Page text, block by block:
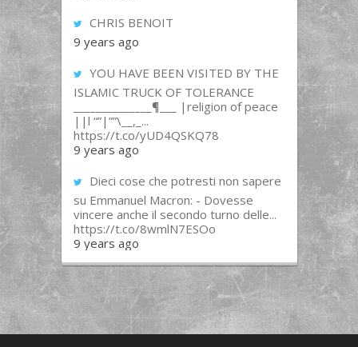
CHRIS BENOIT
9 years ago
YOU HAVE BEEN VISITED BY THE
ISLAMIC TRUCK OF TOLERANCE
______________¶___ |religion of peace
||l “”|””\__,_...
https://t.co/yUD4QSKQ78
9 years ago
Dieci cose che potresti non sapere
su Emmanuel Macron: - Dovesse
vincere anche il secondo turno delle...
https://t.co/8wmlN7ESOo
9 years ago